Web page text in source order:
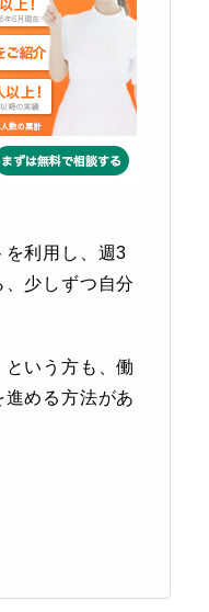
利用し、週3
少しずつ自分
いう方も、働
める方法があ